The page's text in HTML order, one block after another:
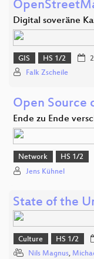
Digital soveräne
GIS HS 1/2
Falk Zscheile
Open Source
Ende zu Ende
Network HS 1/2
Jens Kühnel
State of the
Culture HS 1/2
Nils Magnus,